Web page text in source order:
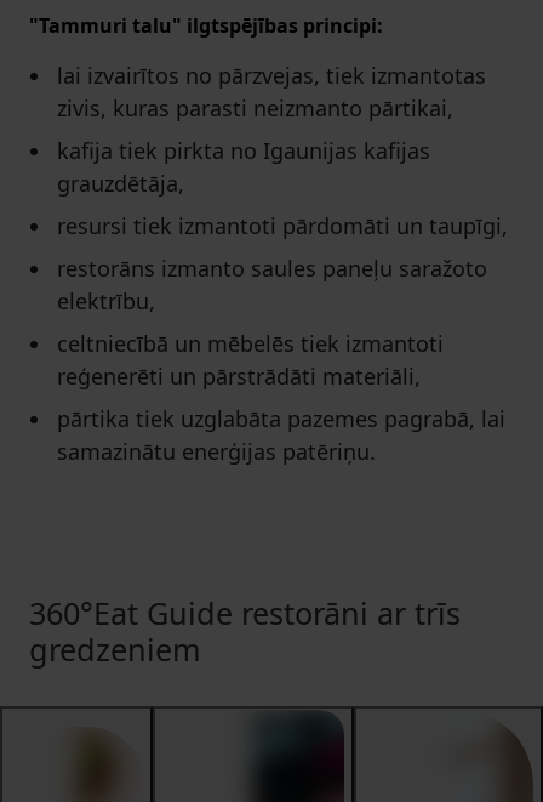
"Tammuri talu" ilgtspējības principi:
lai izvairītos no pārzvejas, tiek izmantotas
zivis, kuras parasti neizmanto pārtikai,
kafija tiek pirkta no Igaunijas kafijas
grauzdētāja,
resursi tiek izmantoti pārdomāti un taupīgi,
restorāns izmanto saules paneļu saražoto
elektrību,
celtniecībā un mēbelēs tiek izmantoti
reģenerēti un pārstrādāti materiāli,
pārtika tiek uzglabāta pazemes pagrabā, lai
samazinātu enerģijas patēriņu.
360°Eat Guide restorāni ar trīs
gredzeniem